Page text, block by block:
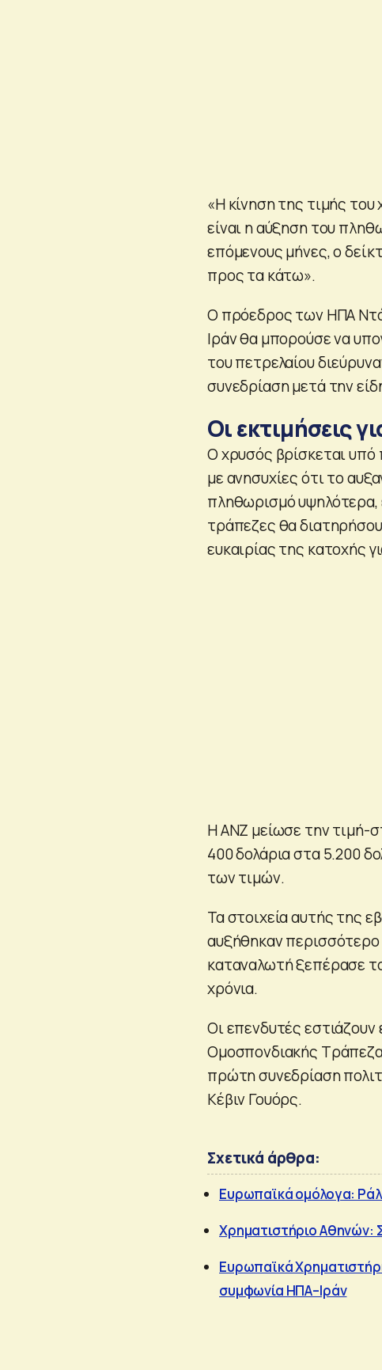
«Η κίνηση της τιμής
είναι η αύξηση του
επόμενους μήνες, ο
προς τα κάτω».
Ο πρόεδρος των ΗΠΑ
Ιράν θα μπορούσε να
του πετρελαίου
συνεδρίαση μετά την
Οι εκτιμήσεις
Ο χρυσός βρίσκεται υπό
με ανησυχίες ότι το
πληθωρισμό υψηλότερα,
τράπεζες θα
ευκαιρίας της κατοχής
Η ANZ μείωσε την τιμή-
400 δολάρια στα 5.200
των τιμών.
Τα στοιχεία αυτής της
αυξήθηκαν
καταναλωτή ξεπέρασε
χρόνια.
Οι επενδυτές
Ομοσπονδιακής
πρώτη συνεδρίαση
Κέβιν Γουόρς.
Σχετικά άρθρα:
Ευρωπαϊκά ομόλογα:
Χρηματιστήριο Αθηνών:
Ευρωπαϊκά
συμφωνία ΗΠΑ–Ιράν